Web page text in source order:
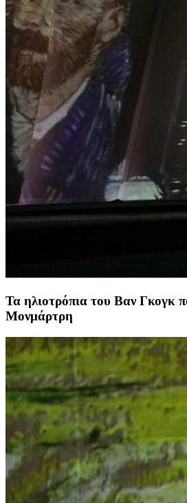
Τα ηλιοτρόπια του Βαν Γκογκ
Μονμάρτρη